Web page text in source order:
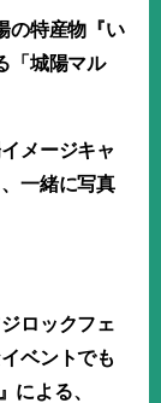
の特産物『い
「城陽マル
メージキャ
一緒に写真
ロックフェ
ベントでも
による、